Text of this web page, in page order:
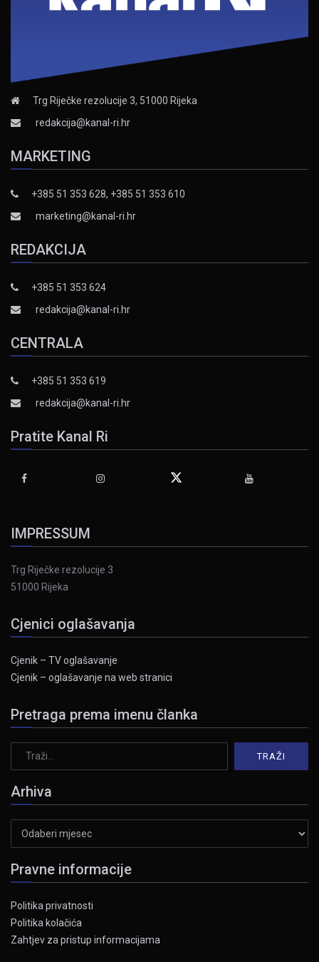
Trg Riječke rezolucije 3, 51000 Rijeka
redakcija@kanal-ri.hr
MARKETING
+385 51 353 628, +385 51 353 610
marketing@kanal-ri.hr
REDAKCIJA
+385 51 353 624
redakcija@kanal-ri.hr
CENTRALA
+385 51 353 619
redakcija@kanal-ri.hr
Pratite Kanal Ri
IMPRESSUM
Trg Riječke rezolucije 3
51000 Rijeka
Cjenici oglašavanja
Cjenik – TV oglašavanje
Cjenik – oglašavanje na web stranici
Pretraga prema imenu članka
Arhiva
Pravne informacije
Politika privatnosti
Politika kolačića
Zahtjev za pristup informacijama